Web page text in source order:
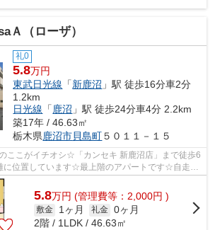
Ａ（ローザ）
礼0
5.8万円
東武日光線 「新鹿沼 」駅 徒歩16分車2分
1.2km
日光線 「 鹿沼 」駅 徒歩24分車4分 2.2km
築17年 / 46.63㎡
栃木県鹿沼市貝島町５０１１－１５
ここがイチオシ☆「カンセキ 新鹿沼店」まで徒歩6
に位置しています☆最上階のアパートです☆自走式
スケーホームオ...
5.8万円 (管理費等：2,000円 )
敷金 1ヶ月 礼金 0ヶ月
2階 / 1LDK / 46.63㎡